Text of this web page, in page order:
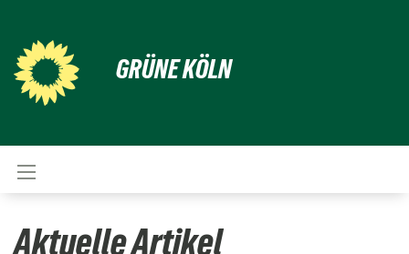
GRÜNE KÖLN
Aktuelle Artikel